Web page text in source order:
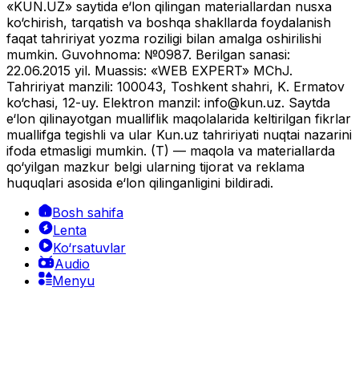
«KUN.UZ» saytida e‘lon qilingan materiallardan nusxa
ko‘chirish, tarqatish va boshqa shakllarda foydalanish
faqat tahririyat yozma roziligi bilan amalga oshirilishi
mumkin. Guvohnoma: №0987. Berilgan sanasi:
22.06.2015 yil. Muassis: «WEB EXPERT» MChJ.
Tahririyat manzili: 100043, Toshkent shahri, K. Ermatov
ko‘chasi, 12-uy. Elektron manzil: info@kun.uz. Saytda
e‘lon qilinayotgan mualliflik maqolalarida keltirilgan fikrlar
muallifga tegishli va ular Kun.uz tahririyati nuqtai nazarini
ifoda etmasligi mumkin. (T) — maqola va materiallarda
qo‘yilgan mazkur belgi ularning tijorat va reklama
huquqlari asosida e‘lon qilinganligini bildiradi.
Bosh sahifa
Lenta
Ko‘rsatuvlar
Audio
Menyu